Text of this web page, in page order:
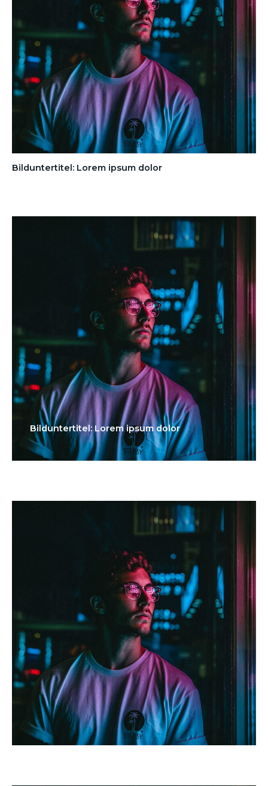
Bilduntertitel: Lorem ipsum dolor
Bilduntertitel: Lorem ipsum dolor